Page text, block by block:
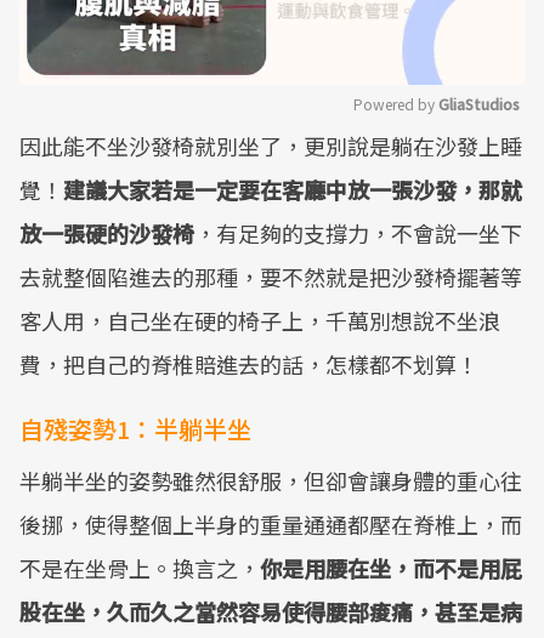
Mute
Powered by GliaStudios
因此能不坐沙發椅就別坐了，更別說是躺在沙發上睡
覺！ 建議大家若是一定要在客廳中放一張沙發，那就
放一張硬的沙發椅 ，有足夠的支撐力，不會說一坐下
去就整個陷進去的那種，要不然就是把沙發椅擺著等
客人用，自己坐在硬的椅子上，千萬別想說不坐浪
費，把自己的脊椎賠進去的話，怎樣都不划算！
自殘姿勢1：半躺半坐
半躺半坐的姿勢雖然很舒服，但卻會讓身體的重心往
後挪，使得整個上半身的重量通通都壓在脊椎上，而
不是在坐骨上。換言之， 你是用腰在坐，而不是用屁
股在坐，久而久之當然容易使得腰部痠痛，甚至是病